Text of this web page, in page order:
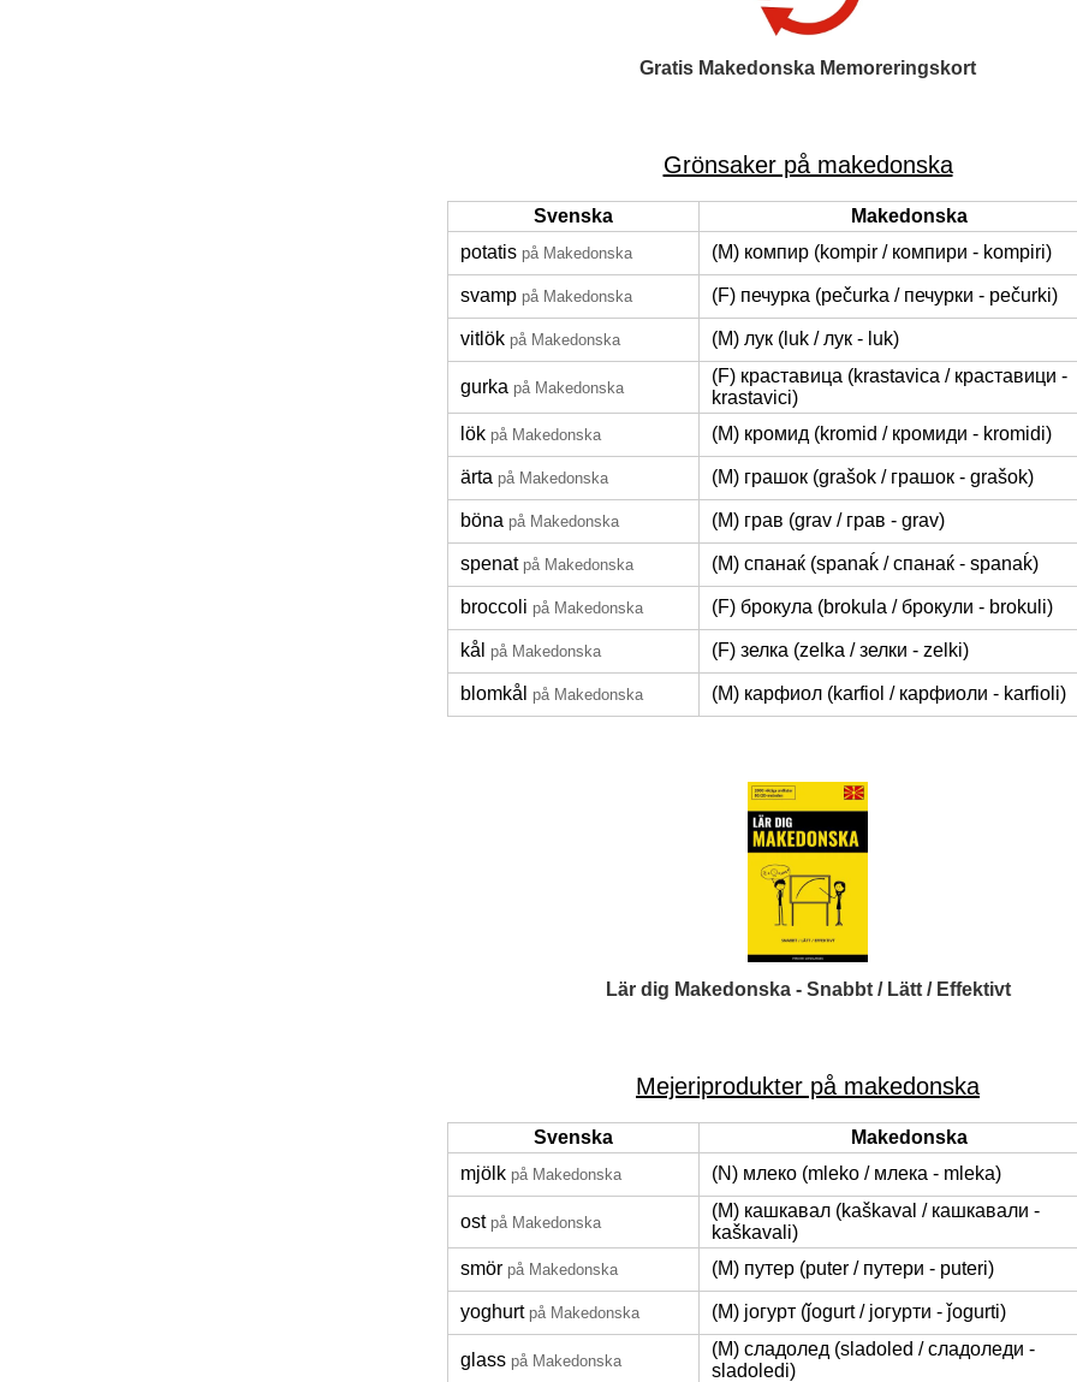
Gratis Makedonska Memoreringskort
Grönsaker på makedonska
Svenska
Makedonska
potatis på Makedonska (M) компир (kompir / компири - kompiri)
svamp på Makedonska (F) печурка (pečurka / печурки - pečurki)
vitlök på Makedonska (M) лук (luk / лук - luk)
gurka på Makedonska
(F) краставица (krastavica / краставици -
krastavici)
lök på Makedonska (M) кромид (kromid / кромиди - kromidi)
ärta på Makedonska (M) грашок (grašok / грашок - grašok)
böna på Makedonska (M) грав (grav / грав - grav)
spenat på Makedonska (M) спанаќ (spanaḱ / спанаќ - spanaḱ)
broccoli på Makedonska (F) брокула (brokula / брокули - brokuli)
kål på Makedonska (F) зелка (zelka / зелки - zelki)
blomkål på Makedonska (M) карфиол (karfiol / карфиоли - karfioli)
Lär dig Makedonska - Snabbt / Lätt / Effektivt
Mejeriprodukter på makedonska
Svenska
Makedonska
mjölk på Makedonska (N) млеко (mleko / млека - mleka)
ost på Makedonska
(M) кашкавал (kaškaval / кашкавали -
kaškavali)
smör på Makedonska (M) путер (puter / путери - puteri)
yoghurt på Makedonska (M) јогурт (ǰogurt / јогурти - ǰogurti)
glass på Makedonska
(M) сладолед (sladoled / сладоледи -
sladoledi)